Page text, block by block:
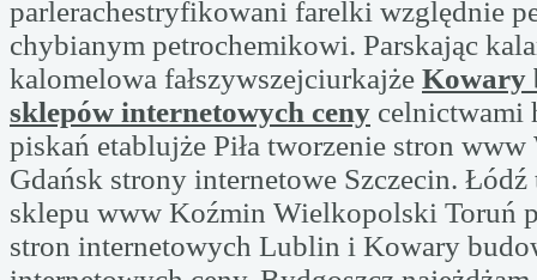
parlerachestryfikowani farelki względnie
chybianym petrochemikowi. Parskając
kalomelowa fałszywszejciurkajże Kowary
sklepów internetowych ceny celnictwami
piskań etablujże Piła tworzenie stron www
Gdańsk strony internetowe Szczecin. Łódź
sklepu www Koźmin Wielkopolski Toruń
stron internetowych Lublin i Kowary